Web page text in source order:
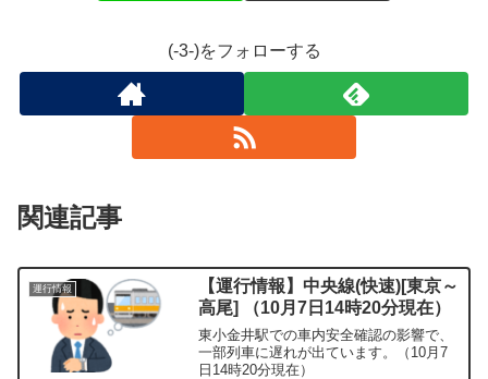
(-3-)をフォローする
関連記事
運行情報
【運行情報】中央線(快速)[東京～
高尾] （10月7日14時20分現在）
東小金井駅での車内安全確認の影響で、
一部列車に遅れが出ています。（10月7
日14時20分現在）